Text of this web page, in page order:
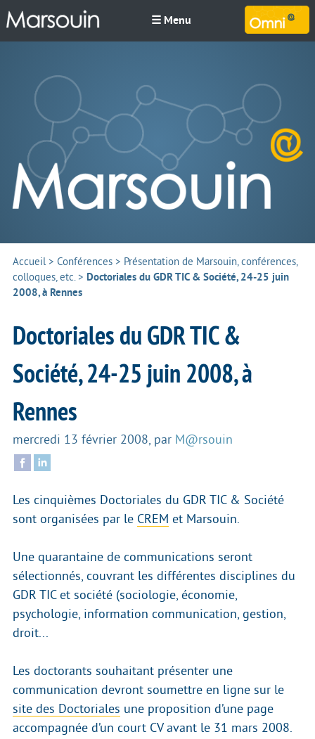
☰ Menu
Accueil> Conférences > Présentation de Marsouin, conférences,
colloques, etc.> Doctoriales du GDR TIC & Société, 24-25 juin
2008, à Rennes
Doctoriales du GDR TIC &
Société, 24-25 juin 2008, à
Rennes
mercredi 13 février 2008, par M@rsouin
Les cinquièmes Doctoriales du GDR TIC & Société
sont organisées par le CREM et Marsouin.
Une quarantaine de communications seront
sélectionnés, couvrant les différentes disciplines du
GDR TIC et société (sociologie, économie,
psychologie, information communication, gestion,
droit...
Les doctorants souhaitant présenter une
communication devront soumettre en ligne sur le
site des Doctoriales une proposition d’une page
accompagnée d’un court CV avant le 31 mars 2008.